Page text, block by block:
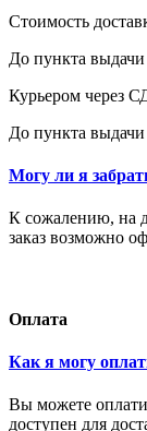
Стоимость
До пункта
Курьером через
До пункта
Могу ли я
К сожалению, на
заказ возможно
Оплата
Как я могу
Вы можете
доступен для